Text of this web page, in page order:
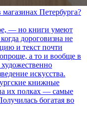
Петербурга?
— но книги умеют
дороговизна не
и текст почти
а то и вообще в
искусства.
книжные
их полках — самые
богатая во